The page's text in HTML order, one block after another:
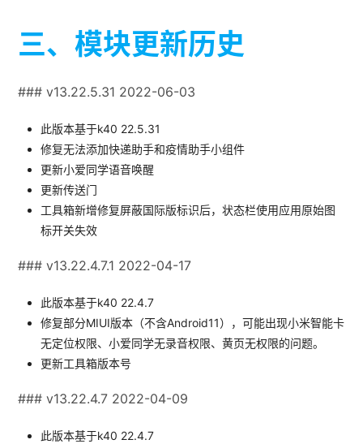
三、模块更新历史
### v13.22.5.31 2022-06-03
此版本基于k40 22.5.31
修复无法添加快递助手和疫情助手小组件
更新小爱同学语音唤醒
更新传送门
工具箱新增修复屏蔽国际版标识后，状态栏使用应用原始图
标开关失效
### v13.22.4.7.1 2022-04-17
此版本基于k40 22.4.7
修复部分MIUI版本（不含Android11），可能出现小米智能卡
无定位权限、小爱同学无录音权限、黄页无权限的问题。
更新工具箱版本号
### v13.22.4.7 2022-04-09
此版本基于k40 22.4.7